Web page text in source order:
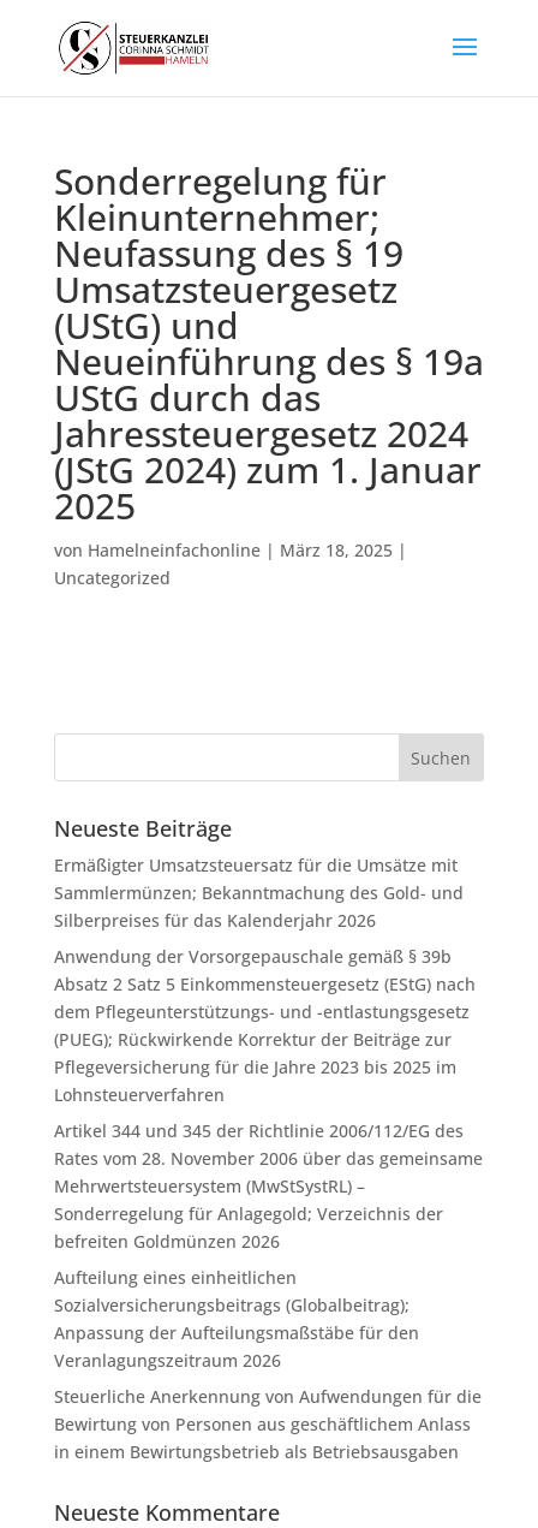
Sonderregelung für
Kleinunternehmer;
Neufassung des § 19
Umsatzsteuergesetz
(UStG) und
Neueinführung des § 19a
UStG durch das
Jahressteuergesetz 2024
(JStG 2024) zum 1. Januar
2025
von Hamelneinfachonline| März 18, 2025|
Uncategorized
Neueste Beiträge
Ermäßigter Umsatzsteuersatz für die Umsätze mit
Sammlermünzen; Bekanntmachung des Gold- und
Silberpreises für das Kalenderjahr 2026
Anwendung der Vorsorgepauschale gemäß § 39b
Absatz 2 Satz 5 Einkommensteuergesetz (EStG) nach
dem Pflegeunterstützungs- und -entlastungsgesetz
(PUEG); Rückwirkende Korrektur der Beiträge zur
Pflegeversicherung für die Jahre 2023 bis 2025 im
Lohnsteuerverfahren
Artikel 344 und 345 der Richtlinie 2006/112/EG des
Rates vom 28. November 2006 über das gemeinsame
Mehrwertsteuersystem (MwStSystRL) –
Sonderregelung für Anlagegold; Verzeichnis der
befreiten Goldmünzen 2026
Aufteilung eines einheitlichen
Sozialversicherungsbeitrags (Globalbeitrag);
Anpassung der Aufteilungsmaßstäbe für den
Veranlagungszeitraum 2026
Steuerliche Anerkennung von Aufwendungen für die
Bewirtung von Personen aus geschäftlichem Anlass
in einem Bewirtungsbetrieb als Betriebsausgaben
Neueste Kommentare